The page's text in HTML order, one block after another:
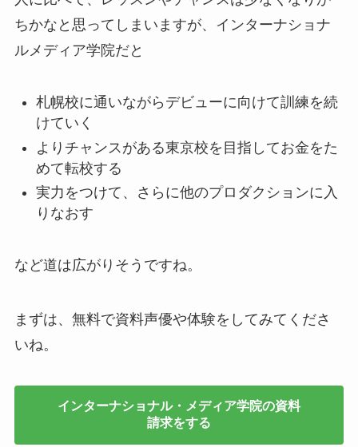
ちかなと思ってしまいますが、インターナショナ
ルメディア学院だと
札幌校に通いながらデビューに向けて訓練を続
けていく
よりチャンスがある東京校を目指してお金をた
めて転校する
実力をつけて、さらに他のプロダクションに入
りなおす
など道は広がりそうですね。
まずは、 無料で資料声優や体験をしてみてくださ
いね。
インターナショナル・メディア学院の資料
請求をする